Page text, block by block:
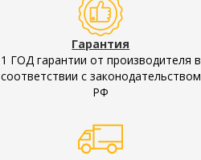
Гарантия
1 ГОД гарантии от производителя в
соответствии с законодательством
РФ